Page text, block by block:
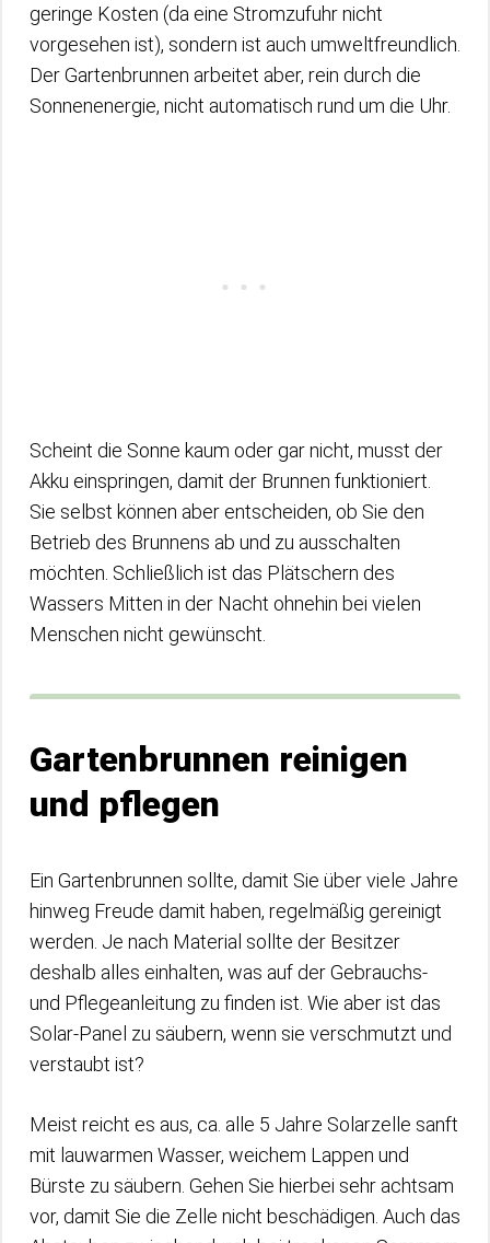
geringe Kosten (da eine Stromzufuhr nicht
vorgesehen ist), sondern ist auch umweltfreundlich.
Der Gartenbrunnen arbeitet aber, rein durch die
Sonnenenergie, nicht automatisch rund um die Uhr.
Scheint die Sonne kaum oder gar nicht, musst der
Akku einspringen, damit der Brunnen funktioniert.
Sie selbst können aber entscheiden, ob Sie den
Betrieb des Brunnens ab und zu ausschalten
möchten. Schließlich ist das Plätschern des
Wassers Mitten in der Nacht ohnehin bei vielen
Menschen nicht gewünscht.
Gartenbrunnen reinigen
und pflegen
Ein Gartenbrunnen sollte, damit Sie über viele Jahre
hinweg Freude damit haben, regelmäßig gereinigt
werden. Je nach Material sollte der Besitzer
deshalb alles einhalten, was auf der Gebrauchs-
und Pflegeanleitung zu finden ist. Wie aber ist das
Solar-Panel zu säubern, wenn sie verschmutzt und
verstaubt ist?
Meist reicht es aus, ca. alle 5 Jahre Solarzelle sanft
mit lauwarmen Wasser, weichem Lappen und
Bürste zu säubern. Gehen Sie hierbei sehr achtsam
vor, damit Sie die Zelle nicht beschädigen. Auch das